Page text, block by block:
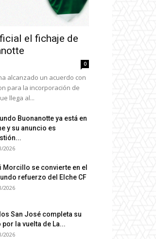
el fichaje de
0
alcanzado un acuerdo con
para la incorporación de
llega al...
Buonanotte ya está en
y su anuncio es
2026
Morcillo se convierte en el
refuerzo del Elche CF
2026
San José completa su
por la vuelta de La...
2026